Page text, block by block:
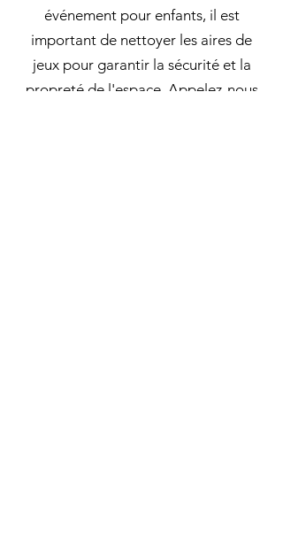
événement pour enfants, il est
important de nettoyer les aires de
jeux pour garantir la sécurité et la
propreté de l'espace. Appelez-nous